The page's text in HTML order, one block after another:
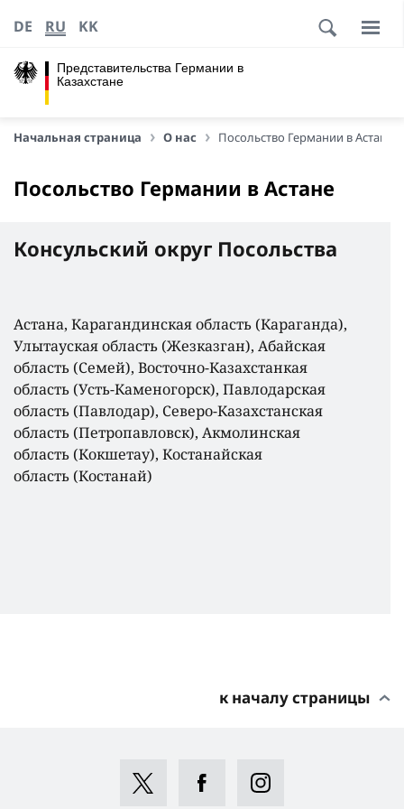
Представительства Германии в
Казахстане
DE RU KK
Начальная страница О нас Посольство Германии в Астане
Посольство Германии в Астане
Консульский округ Посольства
Астана, Карагандинская область (Караганда),
Улытауская область (Жезказган), Абайская
область (Семей), Восточно-Казахстанкая
область (Усть-Каменогорск), Павлодарская
область (Павлодар), Северо-Казахстанская
область (Петропавловск), Акмолинская
область (Кокшетау), Костанайская
область (Костанай)
к началу страницы